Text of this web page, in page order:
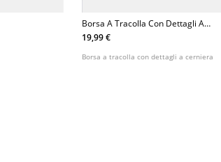
Borsa A Tracolla Con Dettagli A
Cerniera
19,99 €
Borsa a tracolla con dettagli a cerniera